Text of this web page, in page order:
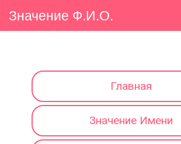
Значение Ф.И.О.
Главная
Значение Имени